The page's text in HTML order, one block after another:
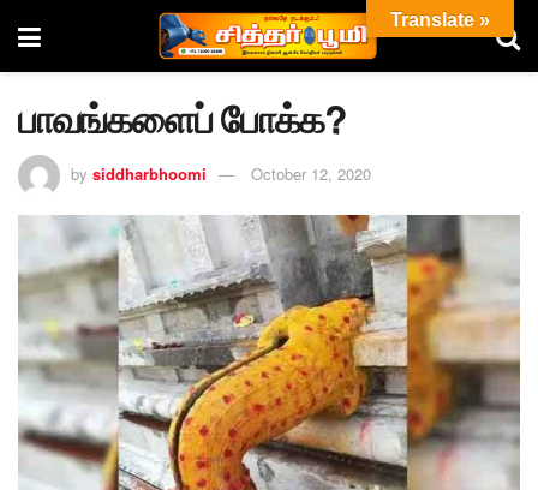
பாவங்களைப் போக்க?
by siddharbhoomi October 12, 2020
Translate »